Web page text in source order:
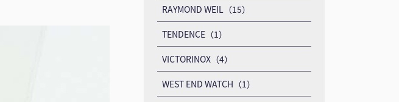
RAYMOND WEIL（15）
TENDENCE（1）
VICTORINOX（4）
WEST END WATCH（1）